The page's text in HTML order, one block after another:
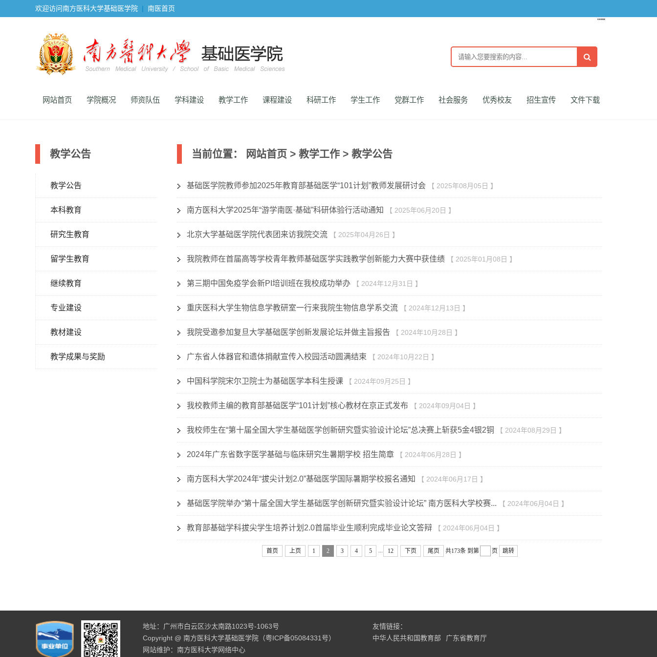
欢迎访问南方医科大学基础医学院 | 南医首页
''""
网站首页 学院概况 师资队伍 学科建设 教学工作 课程建设 科研工作 学生工作 党群工作 社会服务 优秀校友 招生宣传 文件下载
教学公告
教学公告
本科教育
研究生教育
留学生教育
继续教育
专业建设
教材建设
教学成果与奖励
当前位置： 网站首页 > 教学工作 > 教学公告
基础医学院教师参加2025年教育部基础医学“101计划”教师发展研讨会 【 2025年08月05日 】
南方医科大学2025年“游学南医·基础”科研体验行活动通知 【 2025年06月20日 】
北京大学基础医学院代表团来访我院交流 【 2025年04月26日 】
我院教师在首届高等学校青年教师基础医学实践教学创新能力大赛中获佳绩 【 2025年01月08日 】
第三期中国免疫学会新PI培训班在我校成功举办 【 2024年12月31日 】
重庆医科大学生物信息学教研室一行来我院生物信息学系交流 【 2024年12月13日 】
我院受邀参加复旦大学基础医学创新发展论坛并做主旨报告 【 2024年10月28日 】
广东省人体器官和遗体捐献宣传入校园活动圆满结束 【 2024年10月22日 】
中国科学院宋尔卫院士为基础医学本科生授课 【 2024年09月25日 】
我校教师主编的教育部基础医学“101计划”核心教材在京正式发布 【 2024年09月04日 】
我校师生在“第十届全国大学生基础医学创新研究暨实验设计论坛”总决赛上斩获5金4银2铜 【 2024年08月29日 】
2024年广东省数字医学基础与临床研究生暑期学校 招生简章 【 2024年06月28日 】
南方医科大学2024年“拔尖计划2.0”基础医学国际暑期学校报名通知 【 2024年06月17日 】
基础医学院举办“第十届全国大学生基础医学创新研究暨实验设计论坛” 南方医科大学校赛... 【 2024年06月04日 】
教育部基础学科拔尖学生培养计划2.0首届毕业生顺利完成毕业论文答辩 【 2024年06月04日 】
首页 上页 1 2 3 4 5 12 下页 尾页 共173条 到第 页 跳转
地址：广州市白云区沙太南路1023号-1063号
Copyright @ 南方医科大学基础医学院（粤ICP备05084331号）
网站维护：南方医科大学网络中心
友情链接：
中华人民共和国教育部
广东省教育厅